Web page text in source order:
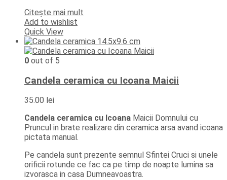
Citește mai mult
Add to wishlist
Quick View
0 out of 5
Candela ceramica cu Icoana Maicii
35.00 lei
Candela ceramica cu Icoana Maicii Domnului cu
Pruncul in brate realizare din ceramica arsa avand icoana
pictata manual.
Pe candela sunt prezente semnul Sfintei Cruci si unele
orificii rotunde ce fac ca pe timp de noapte lumina sa
izvorasca in casa Dumneavoastra.